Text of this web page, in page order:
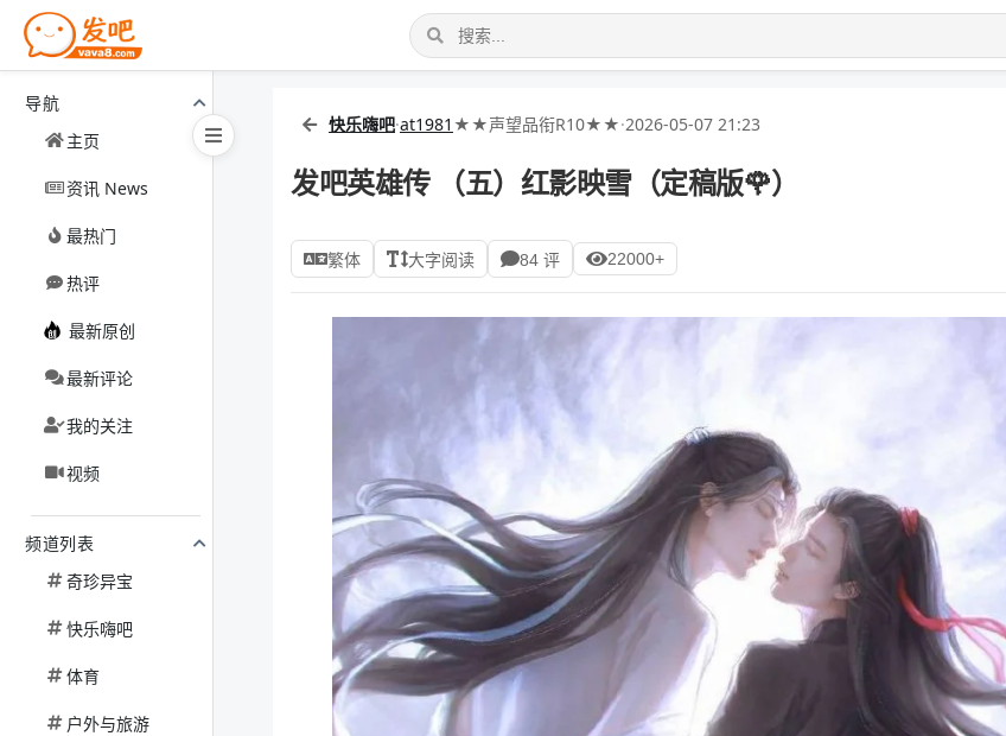
导航
主页
资讯 News
最热门
热评
最新原创
最新评论
我的关注
视频
频道列表
奇珍异宝
快乐嗨吧
体育
户外与旅游
快乐嗨吧·at1981 ★★声望品衔R10★★·2026-05-07 21:23
发吧英雄传 （五）红影映雪（定稿版🌹）
繁体 大字阅读 84 评 22000+